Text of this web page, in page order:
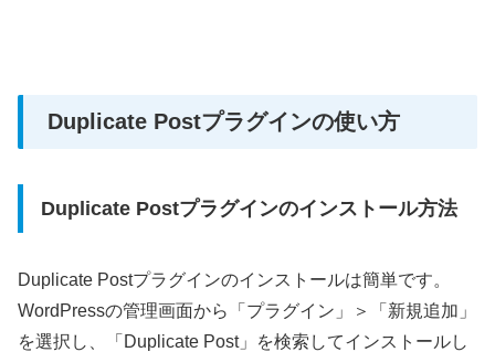
Duplicate Postプラグインの使い方
Duplicate Postプラグインのインストール方法
Duplicate Postプラグインのインストールは簡単です。
WordPressの管理画面から「プラグイン」＞「新規追加」
を選択し、「Duplicate Post」を検索してインストールし